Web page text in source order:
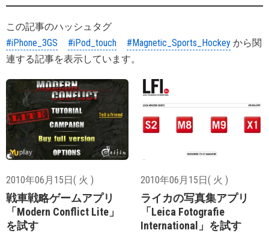
この記事のハッシュタグ
#iPhone_3GS
#iPod_touch #Magnetic_Sports_Hockey から関
連する記事を表示しています。
2010年06月15日( 火 )
戦車戦略ゲームアプリ
「Modern Conflict Lite」
を試す
2010年06月15日( 火 )
ライカの写真集アプリ
「Leica Fotografie
International」を試す